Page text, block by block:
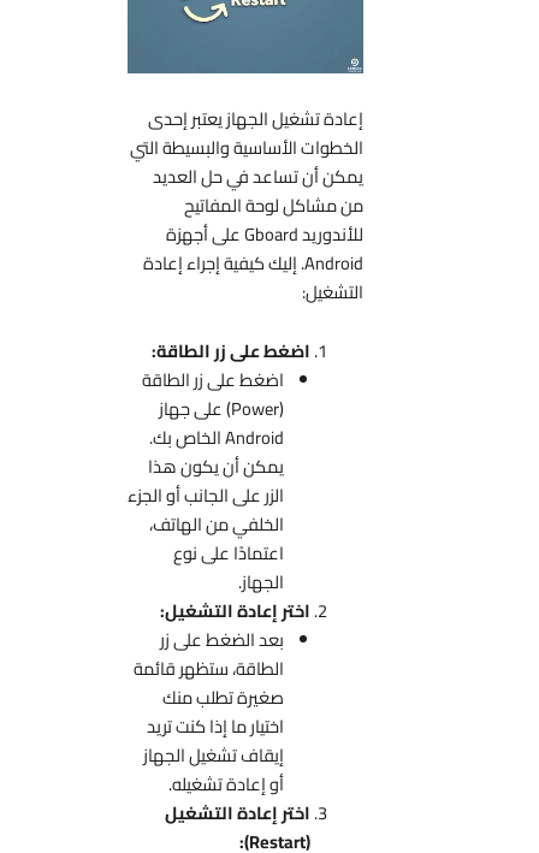
إعادة تشغيل الجهاز يعتبر إحدى
الخطوات الأساسية والبسيطة التي
يمكن أن تساعد في حل العديد
من مشاكل لوحة المفاتيح
للأندوريد Gboard على أجهزة
Android. إليك كيفية إجراء إعادة
التشغيل:
اضغط على زر الطاقة:
اضغط على زر الطاقة
(Power) على جهاز
Android الخاص بك.
يمكن أن يكون هذا
الزر على الجانب أو الجزء
الخلفي من الهاتف،
اعتمادًا على نوع
الجهاز.
اختر إعادة التشغيل:
بعد الضغط على زر
الطاقة، ستظهر قائمة
صغيرة تطلب منك
اختيار ما إذا كنت تريد
إيقاف تشغيل الجهاز
أو إعادة تشغيله.
اختر إعادة التشغيل